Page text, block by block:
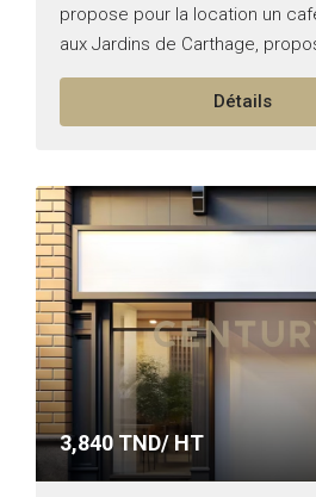
propose pour la location un
aux Jardins de Carthage,
Bénéficiant d’un emplacement
excellente visibilité,...Détails
3,840 TND/ HT